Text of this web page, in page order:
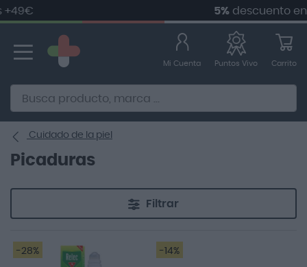
5%descuento en
contenido
Alternative to Doofinder Ecommerce Search
Mi Cuenta Puntos Vivo Carrito
Cuidado de la piel
Picaduras
Filtrar
-28% -14%